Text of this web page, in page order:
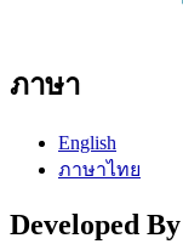
ภาษา
English
ภาษาไทย
Developed By